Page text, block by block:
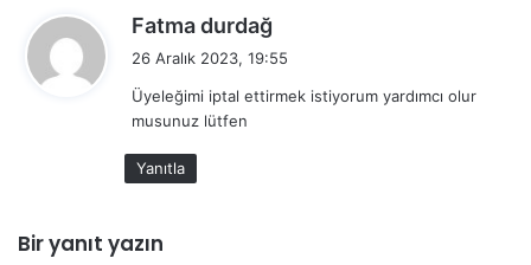
Fatma durdağ
e
26 Aralık 2023, 19:55
Üyeleğimi iptal ettirmek istiyorum yardımcı olur
musunuz lütfen
Yanıtla
Bir yanıt yazın